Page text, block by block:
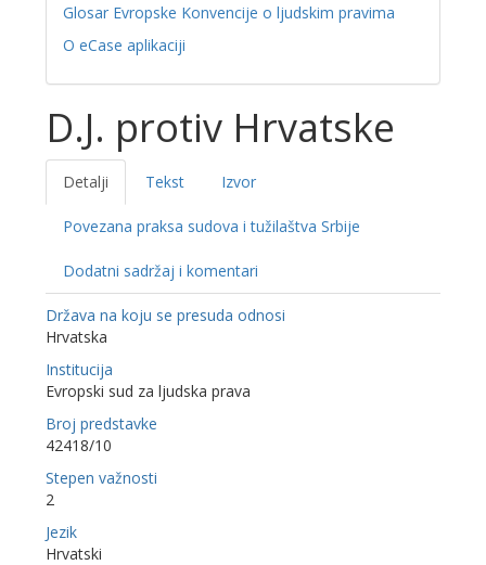
Glosar Evropske Konvencije o ljudskim pravima
O eCase aplikaciji
D.J. protiv Hrvatske
Detalji Tekst Izvor
Povezana praksa sudova i tužilaštva Srbije
Dodatni sadržaj i komentari
Država na koju se presuda odnosi
Hrvatska
Institucija
Evropski sud za ljudska prava
Broj predstavke
42418/10
Stepen važnosti
2
Jezik
Hrvatski